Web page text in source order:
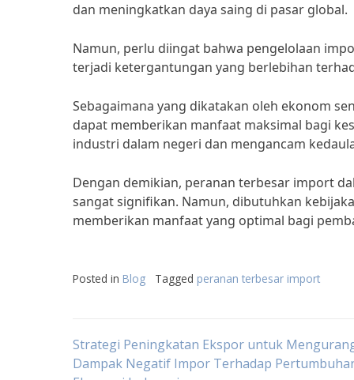
dan meningkatkan daya saing di pasar global.
Namun, perlu diingat bahwa pengelolaan
terjadi ketergantungan yang berlebihan
Sebagaimana yang dikatakan oleh ekonom
dapat memberikan manfaat maksimal bagi
industri dalam negeri dan mengancam
Dengan demikian, peranan terbesar import
sangat signifikan. Namun, dibutuhkan
memberikan manfaat yang optimal bagi
Posted in Blog Tagged peranan terbesar import
Post
Strategi Peningkatan Ekspor untuk
Dampak Negatif Impor Terhadap